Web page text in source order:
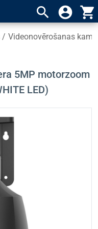
search account_circle shopping_cart
/ Videonovērošanas
5MP motorzoom
LED)